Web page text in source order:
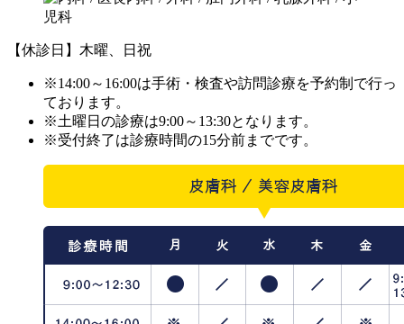
【休診日】木曜、日祝
※14:00～16:00は手術・検査や訪問診療を予約制で行っ
ております。
※土曜日の診療は9:00～13:30となります。
※受付終了は診療時間の15分前までです。